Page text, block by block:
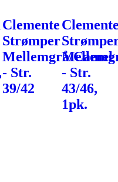
Clemente
Strømper
Mellemgrå/Camel
- Str.
39/42
- Str.
43/46,
1pk.